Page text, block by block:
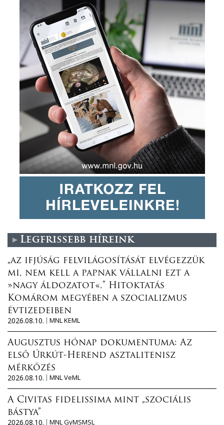
Legfrissebb híreink
„az ifjúság felvilágosítását elvégezzük
mi, nem kell a papnak vállalni ezt a
»nagy áldozatot«.” Hitoktatás
Komárom megyében a szocializmus
évtizedeiben
2026.08.10.
MNL KEML
Augusztus hónap dokumentuma: Az
első Úrkút-Herend asztalitenisz
mérkőzés
2026.08.10.
MNL VeML
A Civitas fidelissima mint „szociális
bástya”
2026.08.10.
MNL GyMSMSL